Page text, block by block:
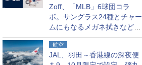
Zoff、「MLB」6球団コラ
ボ。サングラス24種とチャー
ムにもなるメガネ拭きなど雑
貨24種
航空
JAL、羽田～香港線の深夜便